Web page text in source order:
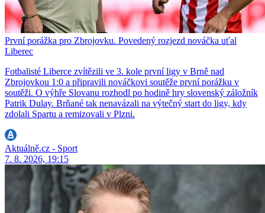
První porážka pro Zbrojovku. Povedený rozjezd nováčka uťal
Liberec
Fotbalisté Liberce zvítězili ve 3. kole první ligy v Brně nad
Zbrojovkou 1:0 a připravili nováčkovi soutěže první porážku v
soutěži. O výhře Slovanu rozhodl po hodině hry slovenský záložník
Patrik Dulay. Brňané tak nenavázali na výtečný start do ligy, kdy
zdolali Spartu a remizovali v Plzni.
Aktuálně.cz - Sport
7. 8. 2026, 19:15